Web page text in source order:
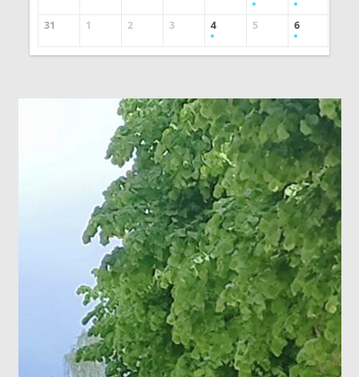
31 1 2 3 4 5 6